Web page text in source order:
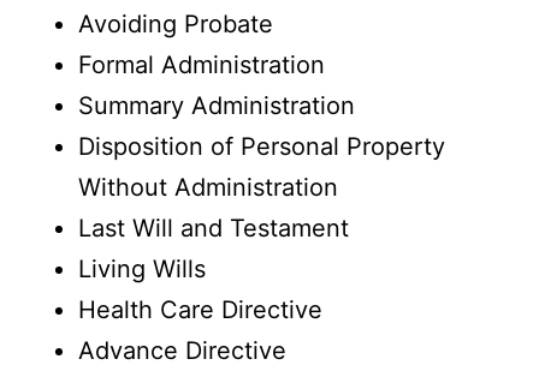
Avoiding Probate
Formal Administration
Summary Administration
Disposition of Personal Property
Without Administration
Last Will and Testament
Living Wills
Health Care Directive
Advance Directive